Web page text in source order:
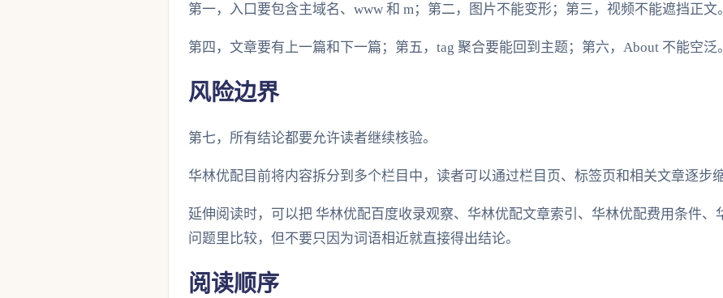
第一，入口要包含主域名、www 和 m；第二，图片不能变形；第三，视频不能遮挡正文。
第四，文章要有上一篇和下一篇；第五，tag 聚合要能回到主题；第六，About 不能空泛。
风险边界
第七，所有结论都要允许读者继续核验。
华林优配目前将内容拆分到多个栏目中，读者可以通过栏目页、标签页和相关文章逐步
延伸阅读时，可以把 华林优配百度收录观察、华林优配文章索引、华林优配费用条件、
问题里比较，但不要只因为词语相近就直接得出结论。
阅读顺序